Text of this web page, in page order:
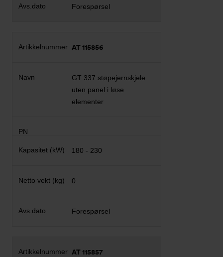
Forespørsel
AT 115856
GT 337 støpejernskjele
uten panel i løse
elementer
180 - 230
0
Forespørsel
AT 115857